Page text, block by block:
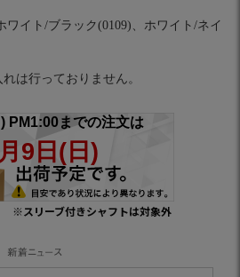
ワイト/ブラック(0109)、ホワイト/ネイ
は行っておりません。
※スリーブ付きシャフトは対象外